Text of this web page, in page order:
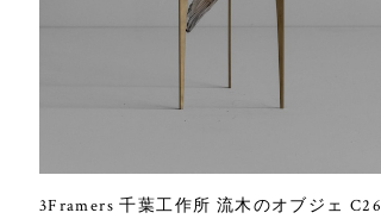
3Framers 千葉工作所 流木のオブジェ C26